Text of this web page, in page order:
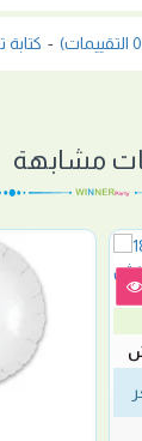
- كتابة
مشابهة